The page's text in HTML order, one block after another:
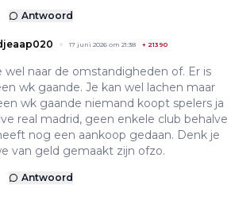
Antwoord
17 juni 2026 om 21:38 + 21390
wel naar de omstandigheden of. Er is
wk gaande. Je kan wel lachen maar
wk gaande niemand koopt spelers ja
real madrid, geen enkele club behalve
nog een aankoop gedaan. Denk je
van geld gemaakt zijn ofzo.
Antwoord